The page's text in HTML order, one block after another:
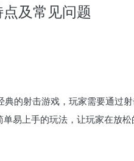
及常见问题
的射击游戏，玩家需要通过
易上手的玩法，让玩家在放松